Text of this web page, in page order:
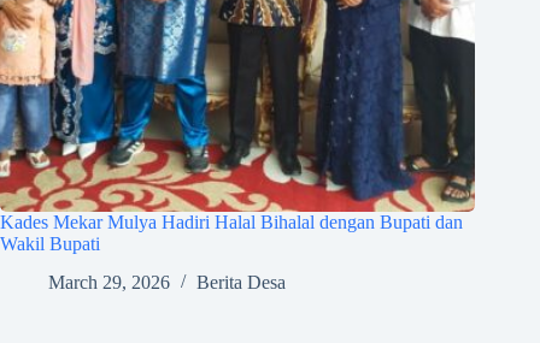
Kades Mekar Mulya Hadiri Halal Bihalal dengan Bupati dan
Wakil Bupati
March 29, 2026
Berita Desa